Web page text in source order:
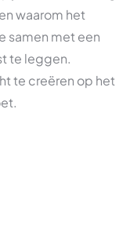
waarom het
samen met een
te leggen.
te creëren op het